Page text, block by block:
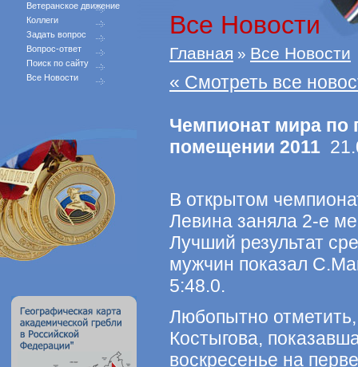
Ветеранское движение
Коллеги
Задать вопрос
Вопрос-ответ
Поиск по сайту
Все Новости
Все Новости
Главная » Все Новости
« Смотреть все
Чемпионат мира по
помещении 2011
В открытом
Левина заняла 2-е
Лучший результат
мужчин показал
5:48.0.
Любопытно
Костыгова,
воскресенье на